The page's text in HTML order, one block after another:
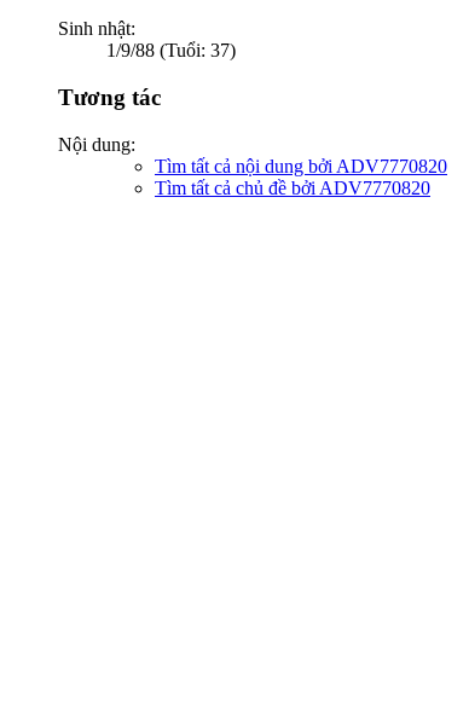
Sinh nhật:
1/9/88 (Tuổi: 37)
Tương tác
Nội dung:
Tìm tất cả nội dung bởi ADV7770820
Tìm tất cả chủ đề bởi ADV7770820